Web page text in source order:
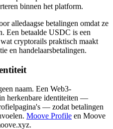
binnen het platform.
alledaagse betalingen omdat ze
Een betaalde USDC is een
cryptorails praktisch maakt
en handelaarsbetalingen.
naam. Een Web3-
herkenbare identiteiten —
— zodat betalingen
Moove Profile en Moove